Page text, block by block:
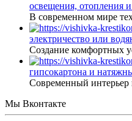
освещения, отопления и
В современном мире
электричество или
Создание комфортных
гипсокартона и
Современный интерьер
Мы Вконтакте